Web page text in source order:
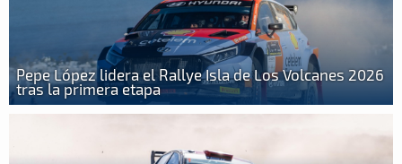
Pepe López lidera el Rallye Isla de Los Volcanes 2026
tras la primera etapa